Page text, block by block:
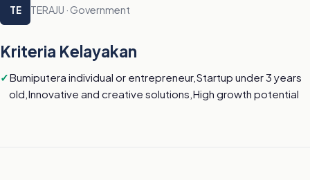
TE TERAJU · Government
Kriteria Kelayakan
Bumiputera individual or entrepreneur,Startup under 3 years
old,Innovative and creative solutions,High growth potential